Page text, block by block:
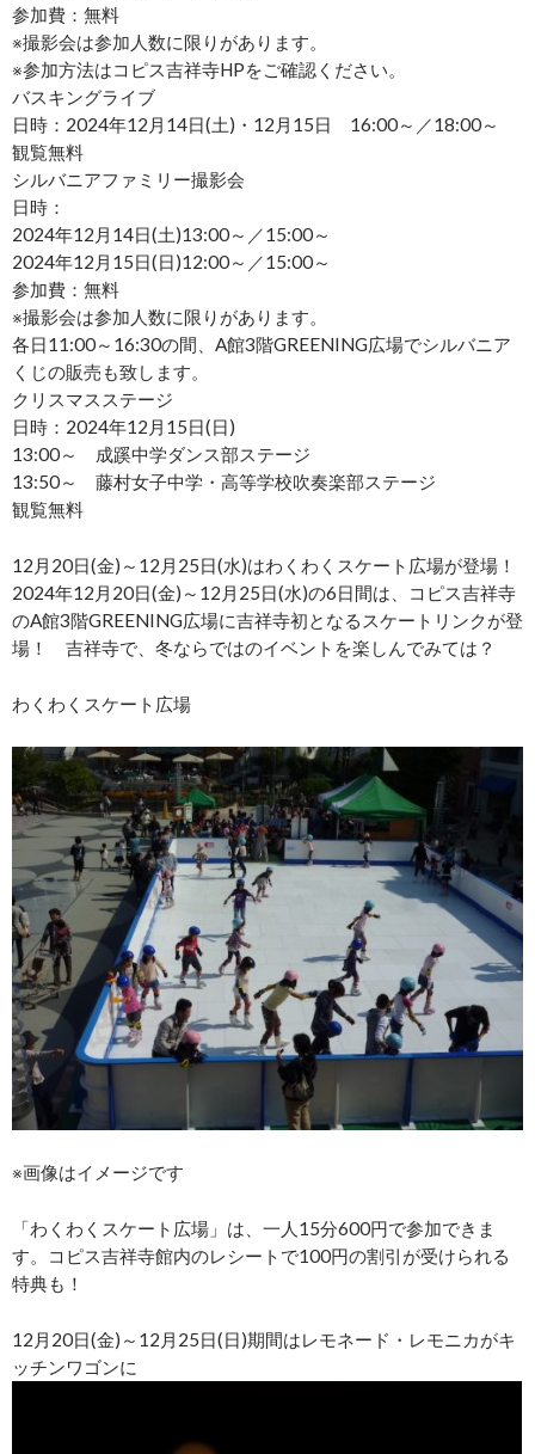
参加費：無料
※撮影会は参加人数に限りがあります。
※参加方法はコピス吉祥寺HPをご確認ください。
バスキングライブ
日時：2024年12月14日(土)・12月15日 16:00～／18:00～
観覧無料
シルバニアファミリー撮影会
日時：
2024年12月14日(土)13:00～／15:00～
2024年12月15日(日)12:00～／15:00～
参加費：無料
※撮影会は参加人数に限りがあります。
各日11:00～16:30の間、A館3階GREENING広場でシルバニア
くじの販売も致します。
クリスマスステージ
日時：2024年12月15日(日)
13:00～ 成蹊中学ダンス部ステージ
13:50～ 藤村女子中学・高等学校吹奏楽部ステージ
観覧無料
12月20日(金)～12月25日(水)はわくわくスケート広場が登場！
2024年12月20日(金)～12月25日(水)の6日間は、コピス吉祥寺
のA館3階GREENING広場に吉祥寺初となるスケートリンクが登
場！ 吉祥寺で、冬ならではのイベントを楽しんでみては？
わくわくスケート広場
※画像はイメージです
「わくわくスケート広場」は、一人15分600円で参加できま
す。コピス吉祥寺館内のレシートで100円の割引が受けられる
特典も！
12月20日(金)～12月25日(日)期間はレモネード・レモニカがキ
ッチンワゴンに